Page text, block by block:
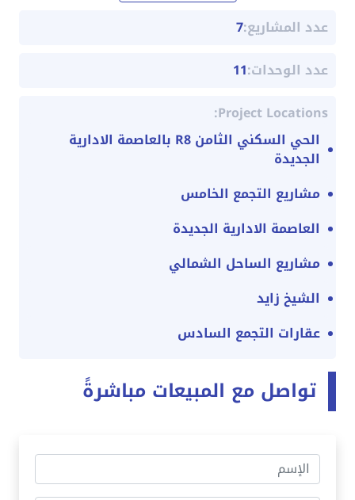
عدد المشاريع:7
عدد الوحدات:11
Project Locations:
الحي السكني الثامن R8 بالعاصمة الادارية
الجديدة
مشاريع التجمع الخامس
العاصمة الادارية الجديدة
مشاريع الساحل الشمالي
الشيخ زايد
عقارات التجمع السادس
تواصل مع المبيعات مباشرةً